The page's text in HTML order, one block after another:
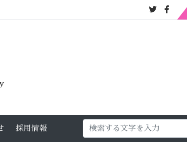
採用情報